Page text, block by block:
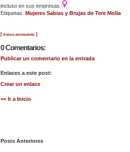
incluso en sus empresas.
Etiquetas: Mujeres Sabias y Brujas de Tere Molla
[ Enlace permanente ]
0 Comentarios:
Publicar un comentario en la entrada
Enlaces a este post:
Crear un enlace
<< Ir a Inicio
Posts Anteriores